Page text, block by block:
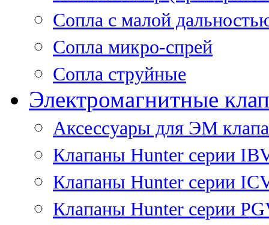
Сопла с малой
Сопла микро-спрей
Сопла струйные
Электромагнитные
Аксессуары для ЭМ
Клапаны Hunter серии
Клапаны Hunter серии
Клапаны Hunter серии